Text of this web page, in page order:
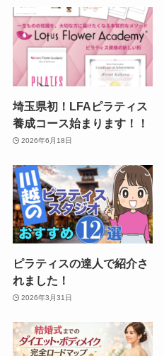
埼玉県初！LFAピラティス
養成コース始まります！！
2026年6月18日
ピラティスの達人で紹介さ
れました！
2026年3月31日